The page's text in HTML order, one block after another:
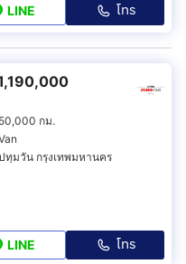
LINE โทร
50,000 กม.
ทุมวัน กรุงเทพมหานคร
LINE โทร